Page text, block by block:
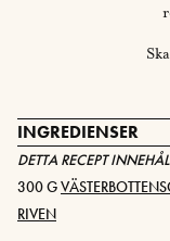
INGREDIENSER
DETTA RECEPT
300 G
RIVEN